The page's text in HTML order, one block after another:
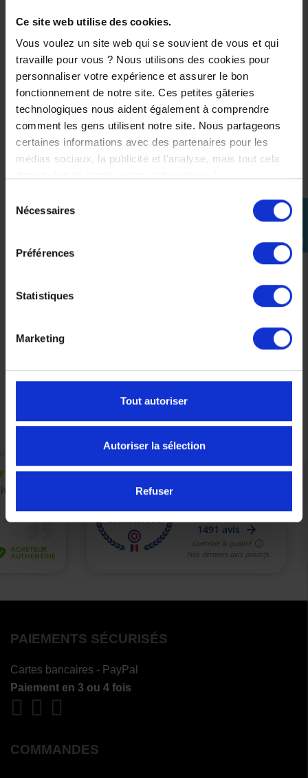
Ce site web utilise des cookies.
Vous voulez un site web qui se souvient de vous et qui
travaille pour vous ? Nous utilisons des cookies pour
personnaliser votre expérience et assurer le bon
fonctionnement de notre site. Ces petites gâteries
technologiques nous aident également à comprendre
comment les gens utilisent notre site. Nous partageons
certaines informations avec des partenaires pour les
médias sociaux, la publicité et l'analyse, mais tout cela
Nécessaires
Préférences
Statistiques
Marketing
Tout autoriser
Autoriser la sélection
Refuser
perm_identity
connecter
-8%
ETUI ETANCHE POUR SMARTPHONE GIVI S519
Précédent Suivant
PAIEMENTS SÉCURISÉS
Cartes bancaires - PayPal
Paiement en 3 ou 4 fois
COMMANDES